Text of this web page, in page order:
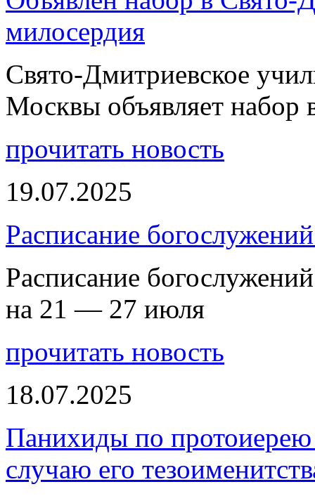
милосердия
Свято-Дмитриевское
Москвы объявляет набор
прочитать новость
19.07.2025
Расписание
Расписание
на 21 — 27 июля
прочитать новость
18.07.2025
Панихиды по
случаю его